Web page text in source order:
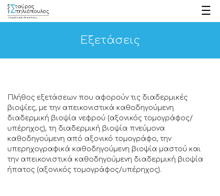
Εξετάσεις
Πλήθος εξετάσεων που αφορούν τις διαδερμικές
βιοψίες, με την απεικονιστικά καθοδηγούμενη
διαδερμική βιοψία νεφρού (αξονικός τομογράφος/
υπέρηχος), τη διαδερμική βιοψία πνεύμονα
καθοδηγούμενη από αξονικό τομογράφο, την
υπερηχογραφικά καθοδηγούμενη βιοψία μαστού και
την απεικονιστικά καθοδηγούμενη διαδερμική βιοψία
ήπατος (αξονικός τομογράφος/υπέρηχος).